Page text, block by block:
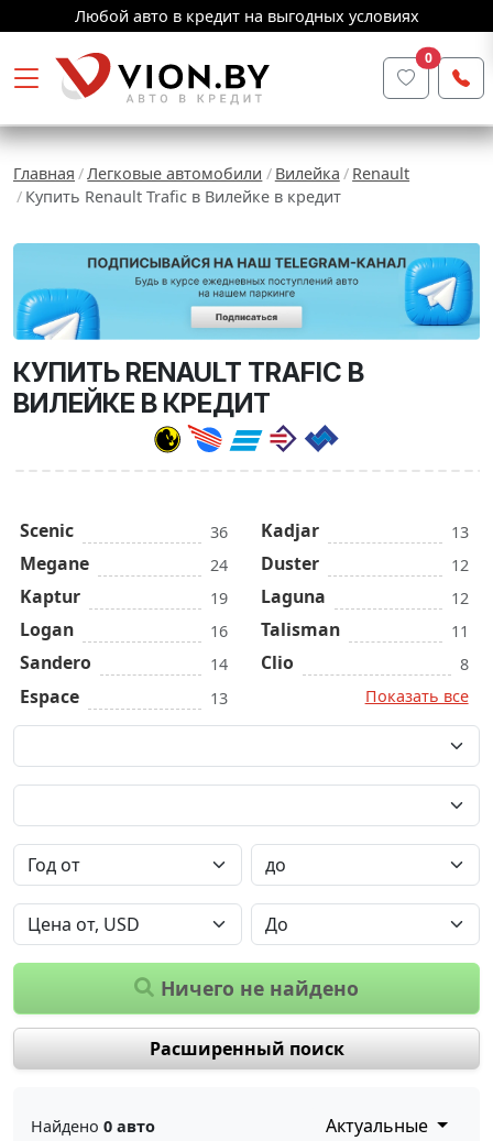
Любой авто в кредит на выгодных условиях
0
Главная Легковые автомобили Вилейка
Renault
Купить Renault Trafic в Вилейке в кредит
КУПИТЬ RENAULT TRAFIC В
ВИЛЕЙКЕ В КРЕДИТ
Scenic 36
Megane 24
Kaptur 19
Logan 16
Sandero 14
Espace 13
Kadjar 13
Duster 12
Laguna 12
Talisman 11
Clio
8
Показать все
Ничего не найдено
Расширенный поиск
Найдено 0 авто Актуальные